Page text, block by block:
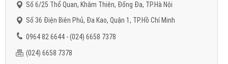
Số 6/25 Thổ Quan, Khâm Thiên, Đống Đa, TP.Hà Nội
Số 36 Điện Biên Phủ, Đa Kao, Quận 1, TP.Hồ Chí Minh
0964 82 6644 - (024) 6658 7378
(024) 6658 7378